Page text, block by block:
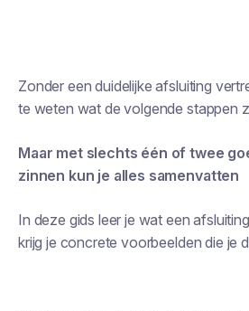
Zonder een duidelijke afsluiting
te weten wat de volgende stappen
Maar met slechts één of twee
zinnen kun je alles samenvatten
In deze gids leer je wat een
krijg je concrete voorbeelden die je